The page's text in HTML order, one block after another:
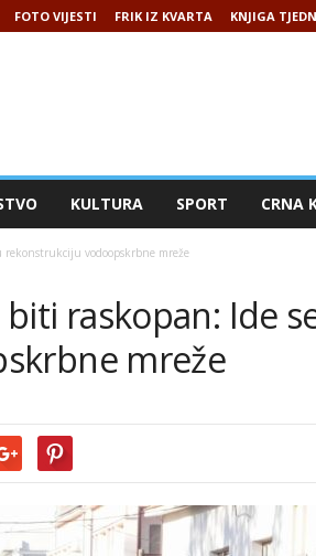
FOTO VIJESTI FRIK IZ KVARTA KNJIGA
KULTURA SPORT CRNA
rekonstrukciju vodoopskrbne mreže
raskopan: Ide
mreže